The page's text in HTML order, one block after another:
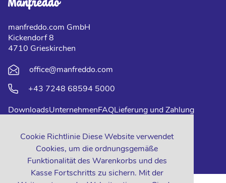
Cookie Richtlinie Diese Website verwendet
Cookies, um die ordnungsgemäße
Funktionalität des Warenkorbs und des
Kasse Fortschritts zu sichern. Mit der
manfreddo.com GmbH
Kickendorf 8
4710 Grieskirchen
office@manfreddo.com
+43 7248 68594 5000
DownloadsUnternehmenFAQLieferung und Zahlung